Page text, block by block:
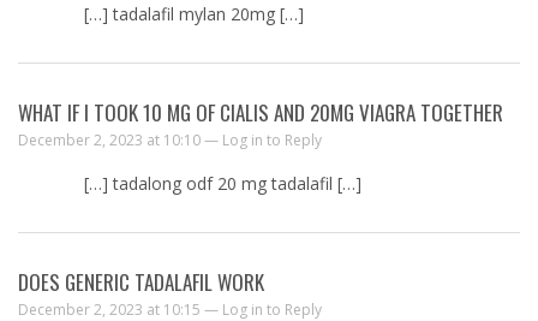
[…] tadalafil mylan 20mg […]
WHAT IF I TOOK 10 MG OF CIALIS AND 20MG VIAGRA TOGETHER
December 2, 2023 at 10:10 — Log in to Reply
[…] tadalong odf 20 mg tadalafil […]
DOES GENERIC TADALAFIL WORK
December 2, 2023 at 10:15 — Log in to Reply